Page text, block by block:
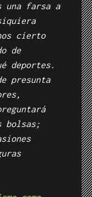
una farsa a
cierto
de
deportes.
presunta
bolsas;